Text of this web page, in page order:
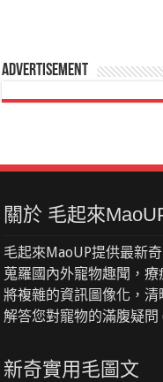
Advertisement
關於 毛起來
毛起來MaoUP提供最新
蒐羅國內外寵物趣聞，療
將複雜的資訊圖像化，清
解答您對寵物的滿腹疑
新奇實用毛圖文